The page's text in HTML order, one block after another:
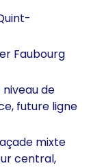
Faubourg
de
future ligne
mixte
central,